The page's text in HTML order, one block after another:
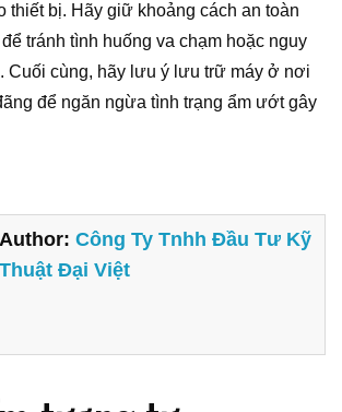
thiết bị. Hãy giữ khoảng cách an toàn
tránh tình huống va chạm hoặc nguy
Cuối cùng, hãy lưu ý lưu trữ máy ở nơi
để ngăn ngừa tình trạng ẩm ướt gây
Author:Công Ty Tnhh Đầu Tư Kỹ
Thuật Đại Việt